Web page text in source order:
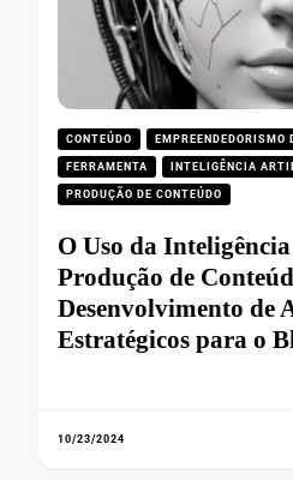
CONTEÚDO EMPREENDEDORISMO
FERRAMENTA INTELIGÊNCIA
PRODUÇÃO DE CONTEÚDO
O Uso da
Produção de
Desenvolvimento de
Estratégicos para o
10/23/2024